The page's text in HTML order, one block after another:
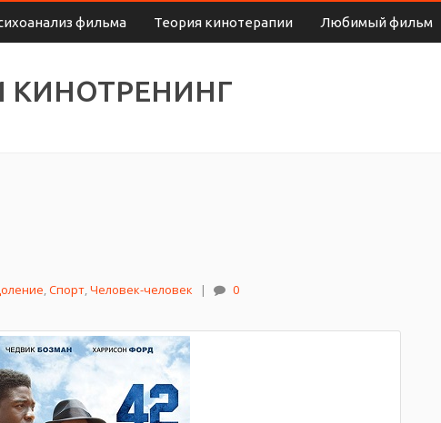
фильма Теория кинотерапии Любимый фильм
КИНОТРЕНИНГ
,Спорт,Человек-человек | 0